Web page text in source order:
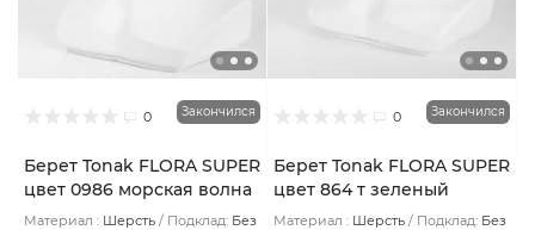
0 Закончился
Берет Tonak FLORA SUPER
цвет 0986 морская волна
Материал : Шерсть Подклад: Без
0 Закончился
Берет Tonak FLORA SUPER
цвет 864 т зеленый
Материал : Шерсть Подклад: Без